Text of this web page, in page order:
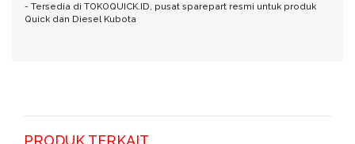
- Tersedia di TOKOQUICK.ID, pusat sparepart resmi untuk produk
Quick dan Diesel Kubota